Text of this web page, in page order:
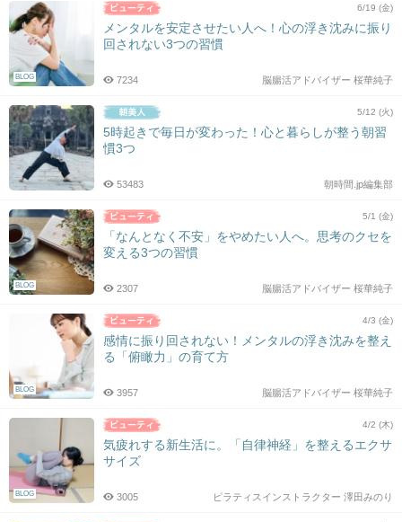
BLOG
6/19 (金)
メンタルを安定させたい人へ！心の浮き沈みに振り
回されない3つの習慣
脳腸活アドバイザー 桜華純子
7234
5/12 (火)
5時起きで毎日が変わった！心と暮らしが整う朝習
慣3つ
朝時間.jp編集部
53483
BLOG
5/1 (金)
「なんとなく不安」をやめたい人へ。思考のクセを
変える3つの習慣
脳腸活アドバイザー 桜華純子
2307
BLOG
4/3 (金)
感情に振り回されない！メンタルの浮き沈みを整え
る「俯瞰力」の育て方
脳腸活アドバイザー 桜華純子
3957
BLOG
4/2 (木)
気疲れする新生活に。「自律神経」を整えるエクサ
サイズ
ピラティスインストラクター 澤田みのり
3005